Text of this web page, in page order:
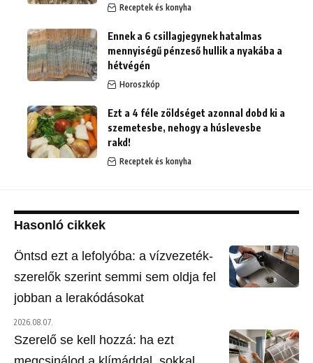
Receptek és konyha
Ennek a 6 csillagjegynek hatalmas
mennyiségű pénzeső hullik a nyakába a
hétvégén
Horoszkóp
Ezt a 4 féle zöldséget azonnal dobd ki a
szemetesbe, nehogy a húslevesbe
rakd!
Receptek és konyha
Hasonló cikkek
Öntsd ezt a lefolyóba: a vízvezeték-
szerelők szerint semmi sem oldja fel
jobban a lerakódásokat
2026.08.07.
Szerelő se kell hozzá: ha ezt